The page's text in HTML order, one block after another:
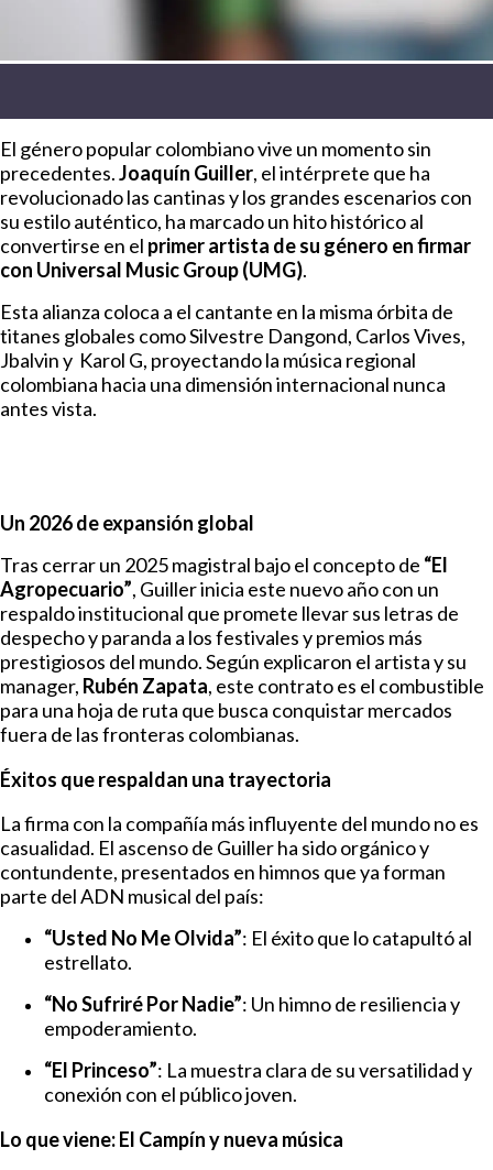
El género popular colombiano vive un momento sin
precedentes.Joaquín Guiller, el intérprete que ha
revolucionado las cantinas y los grandes escenarios con
su estilo auténtico, ha marcado un hito histórico al
convertirse en el primer artista de su género en firmar
con Universal Music Group (UMG).
Esta alianza coloca a el cantante en la misma órbita de
titanes globales como Silvestre Dangond, Carlos Vives,
Jbalvin y Karol G, proyectando la música regional
colombiana hacia una dimensión internacional nunca
antes vista.
Un 2026 de expansión global
Tras cerrar un 2025 magistral bajo el concepto de “El
Agropecuario”, Guiller inicia este nuevo año con un
respaldo institucional que promete llevar sus letras de
despecho y paranda a los festivales y premios más
prestigiosos del mundo. Según explicaron el artista y su
manager, Rubén Zapata, este contrato es el combustible
para una hoja de ruta que busca conquistar mercados
fuera de las fronteras colombianas.
Éxitos que respaldan una trayectoria
La firma con la compañía más influyente del mundo no es
casualidad. El ascenso de Guiller ha sido orgánico y
contundente, presentados en himnos que ya forman
parte del ADN musical del país:
“Usted No Me Olvida”: El éxito que lo catapultó al
estrellato.
“No Sufriré Por Nadie”: Un himno de resiliencia y
empoderamiento.
“El Princeso”: La muestra clara de su versatilidad y
conexión con el público joven.
Lo que viene: El Campín y nueva música